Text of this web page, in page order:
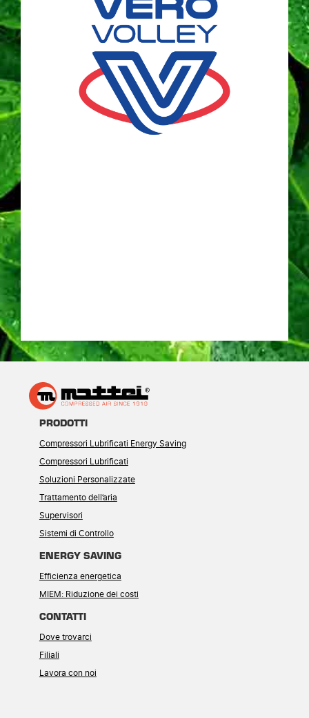
PRODOTTI
Compressori Lubrificati Energy Saving
Compressori Lubrificati
Soluzioni Personalizzate
Trattamento dell’aria
Supervisori
Sistemi di Controllo
ENERGY SAVING
Efficienza energetica
MIEM: Riduzione dei costi
CONTATTI
Dove trovarci
Filiali
Lavora con noi